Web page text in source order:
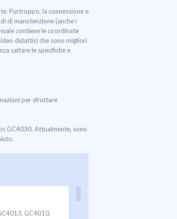
Purtroppo, la connessione e
di manutenzione (anche i
contiene le coordinate
didattici che sono migliori
saltare le specifiche e
per sfruttare
GC4030. Attualmente, sono
GC4010,